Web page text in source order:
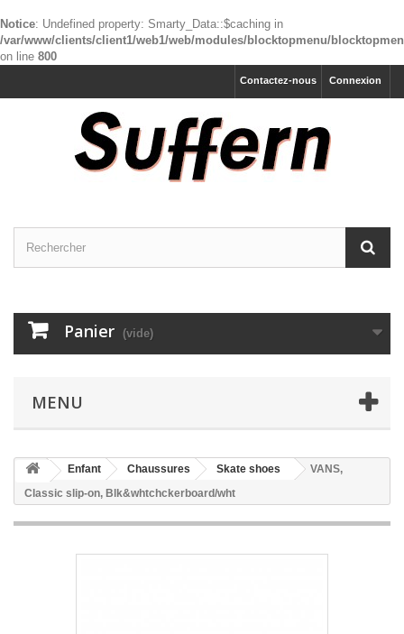
Notice: Undefined property: Smarty_Data::$caching in
/var/www/clients/client1/web1/web/modules/blocktopmenu/
on line 800
Connexion
Contactez-nous
Panier (vide)
MENU
Enfant Chaussures Skate shoes
VANS,
Classic slip-on, Blk&whtchckerboard/wht